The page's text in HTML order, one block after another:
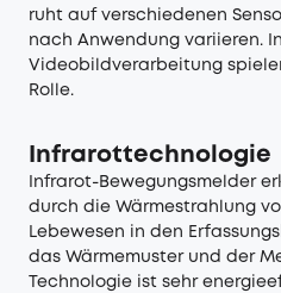
ruht auf verschiedenen
nach Anwendung variieren.
Videobildverarbeitung
Rolle.
Infrarottechnologie
Infrarot-Bewegungsmelder
durch die Wärmestrahlung
Lebewesen in den
das Wärmemuster und der
Technologie ist sehr